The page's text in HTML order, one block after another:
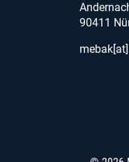
90411